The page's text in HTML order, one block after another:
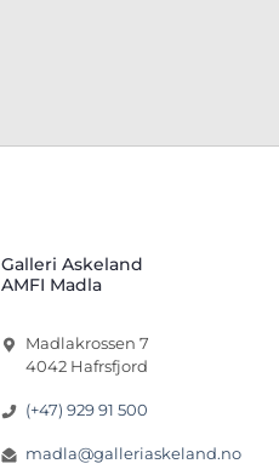
Galleri Askeland
AMFI Madla
Madlakrossen 7
4042 Hafrsfjord
(+47) 929 91 500
madla@galleriaskeland.no